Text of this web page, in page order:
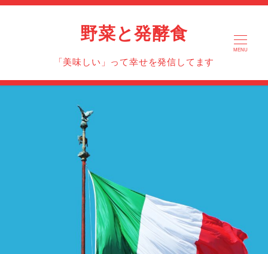
野菜と発酵食
「美味しい」って幸せを発信してます
MENU